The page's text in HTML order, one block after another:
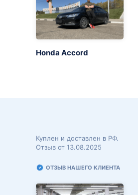
Honda Accord
Куплен и доставлен в РФ.
Отзыв от 13.08.2025
ОТЗЫВ НАШЕГО КЛИЕНТА